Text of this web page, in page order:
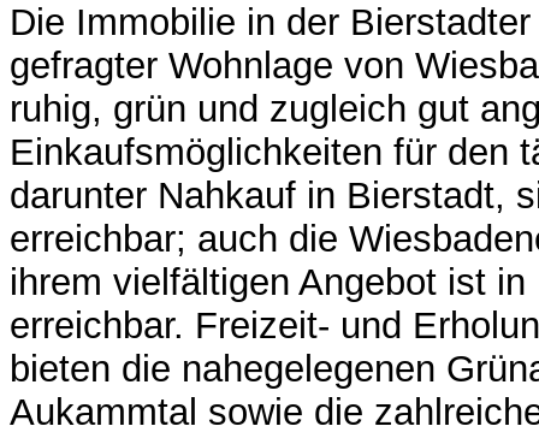
Die Immobilie in der
gefragter Wohnlage von
ruhig, grün und zugleich gut
Einkaufsmöglichkeiten für den
darunter Nahkauf in Bierstadt,
erreichbar; auch die
ihrem vielfältigen Angebot ist
erreichbar. Freizeit- und
bieten die nahegelegenen
Aukammtal sowie die